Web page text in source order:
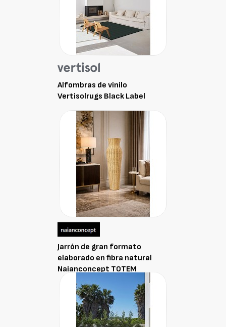
Alfombras de vinilo
Vertisolrugs Black Label
Jarrón de gran formato
elaborado en fibra natural
Naianconcept TOTEM